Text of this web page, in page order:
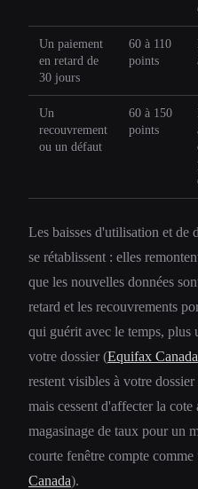
Un paiement
en retard de
30 jours
60 à 110
points
Un
recouvrement
ou un défaut
60 à 150
points
Les baisses d'utilisation et de
se rétablissent : elles
que les nouvelles données
retard et les recouvrements
qui guérit avec le temps, plus
votre dossier (Equifax Canada
restent visibles à votre
mais cessent d'affecter la
magasinage de taux pour un
courte fenêtre compte comme
Canada).